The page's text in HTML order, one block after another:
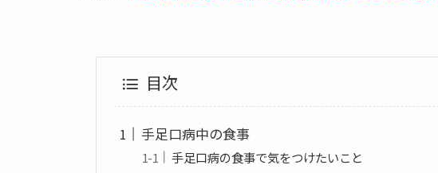
目次
手足口病中の食事
手足口病の食事で気をつけたいこと